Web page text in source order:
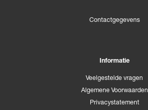
Contactgegevens
Informatie
Veelgestelde vragen
Algemene Voorwaarden
Privacystatement